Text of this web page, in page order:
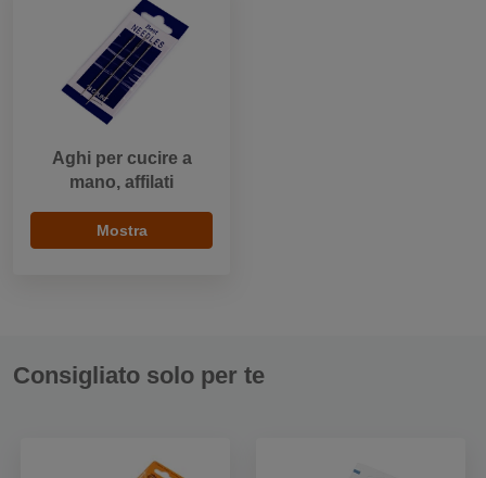
Aghi per cucire a
mano, affilati
Mostra
Consigliato solo per te